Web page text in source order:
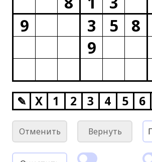
9
3 5 8
9
✎ X 1 2 3 4 5 6
Отменить Вернуть